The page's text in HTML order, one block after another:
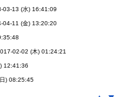
03-13 (水) 16:41:09
04-11 (金) 13:20:20
02-02 (木) 01:24:21
12:41:36
) 08:25:45